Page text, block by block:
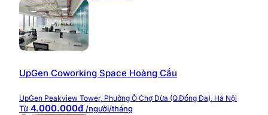
UpGen Coworking Space Hoàng Cầu
UpGen Peakview Tower, Phường Ô Chợ Dừa (Q.Đống Đa), Hà Nội
Từ 4.000.000đ/người/tháng